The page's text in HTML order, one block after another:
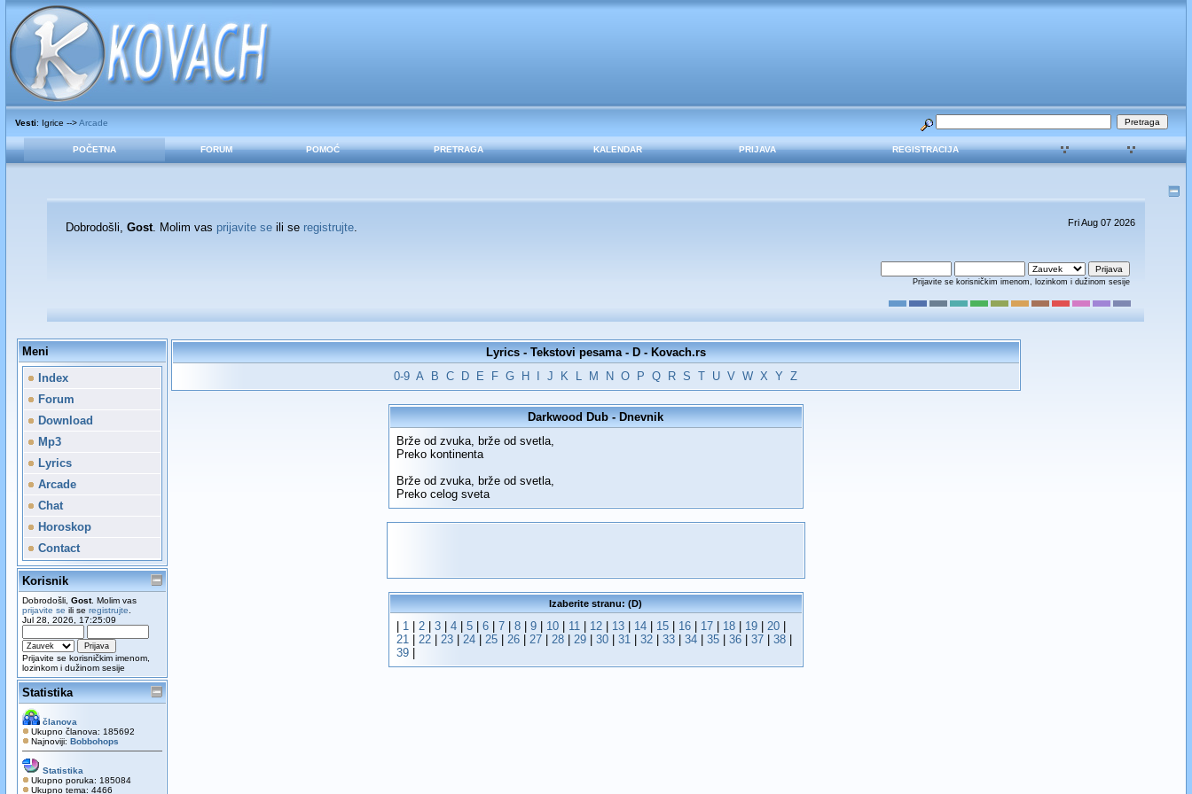
Vesti: Igrice -->Arcade
POČETNA FORUM POMOĆ PRETRAGA KALENDAR PRIJAVA REGISTRACIJA
Dobrodošli,Gost. Molim vas prijavite se ili se registrujte. Fri Aug 07 2026
Prijavite se korisničkim imenom, lozinkom i dužinom sesije
Meni
Index
Forum
Download
Mp3
Lyrics
Arcade
Chat
Horoskop
Contact
Korisnik
Dobrodošli, Gost. Molim vas
prijavite se ili se registrujte
Jul 28, 2026, 17:25:09
Prijavite se korisničkim imenom,
lozinkom i dužinom sesije
Statistika
članova
Ukupno članova: 185692
Najnoviji: Bobbohops
Statistika
Ukupno poruka: 185084
Ukupno tema: 4466
Lyrics - Tekstovi pesama - D - Kovach.rs
0-9 A B C D E F G H J K L M N O P Q R S T U V W X Y Z
Darkwood Dub - Dnevnik
Brže od zvuka, brže od svetla,
Preko kontinenta
Brže od zvuka, brže od svetla,
Preko celog sveta
Izaberite stranu: (D)
1| 2| 3| 4| 5| 6| 7| 8| 9| 10| 11| 12| 13| 14| 15| 16| 17| 18| 19| 20|
21| 22| 23| 24| 25| 26| 27| 28| 29| 30| 31| 32| 33| 34| 35| 36| 37| 38|
39|